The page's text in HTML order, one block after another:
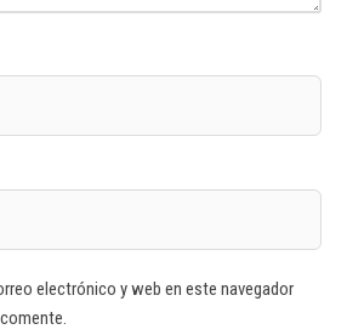
electrónico y web en este navegador